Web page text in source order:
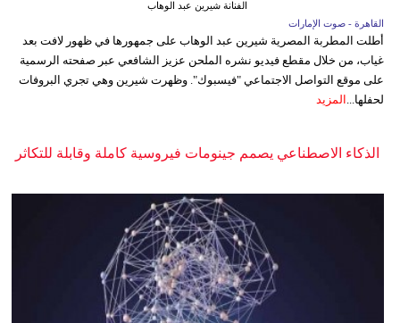
الفنانة شيرين عبد الوهاب
القاهرة - صوت الإمارات
أطلت المطربة المصرية شيرين عبد الوهاب على جمهورها في ظهور لافت بعد
غياب، من خلال مقطع فيديو نشره الملحن عزيز الشافعي عبر صفحته الرسمية
على موقع التواصل الاجتماعي "فيسبوك". وظهرت شيرين وهي تجري البروفات
لحفلها... المزيد
الذكاء الاصطناعي يصمم جينومات فيروسية كاملة وقابلة للتكاثر